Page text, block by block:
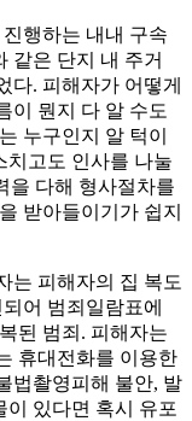
행하는 내내 구속
같은 단지 내 주거
다. 피해자가 어떻게
이 뭔지 다 알 수도
누구인지 알 턱이
치고도 인사를 나눌
을 다해 형사절차를
받아들이기가 쉽지
는 피해자의 집 복도
어 범죄일람표에
된 범죄. 피해자는
휴대전화를 이용한
법촬영피해 불안, 발
있다면 혹시 유포